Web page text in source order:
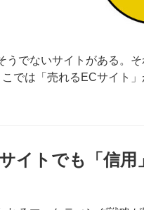
うでないサイトがある。
では「売れるECサイト
イトでも「信